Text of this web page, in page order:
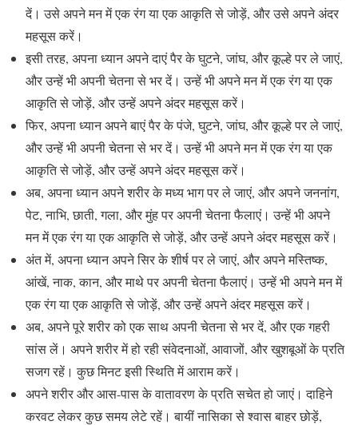
दें। उसे अपने मन में एक रंग या एक आकृति से जोड़ें, और उसे अपने अंदर
महसूस करें।
इसी तरह, अपना ध्यान अपने दाएं पैर के घुटने, जांघ, और कूल्हे पर ले जाएं,
और उन्हें भी अपनी चेतना से भर दें। उन्हें भी अपने मन में एक रंग या एक
आकृति से जोड़ें, और उन्हें अपने अंदर महसूस करें।
फिर, अपना ध्यान अपने बाएं पैर के पंजे, घुटने, जांघ, और कूल्हे पर ले जाएं,
और उन्हें भी अपनी चेतना से भर दें। उन्हें भी अपने मन में एक रंग या एक
आकृति से जोड़ें, और उन्हें अपने अंदर महसूस करें।
अब, अपना ध्यान अपने शरीर के मध्य भाग पर ले जाएं, और अपने जननांग,
पेट, नाभि, छाती, गला, और मुंह पर अपनी चेतना फैलाएं। उन्हें भी अपने
मन में एक रंग या एक आकृति से जोड़ें, और उन्हें अपने अंदर महसूस करें।
अंत में, अपना ध्यान अपने सिर के शीर्ष पर ले जाएं, और अपने मस्तिष्क,
आंखें, नाक, कान, और माथे पर अपनी चेतना फैलाएं। उन्हें भी अपने मन में
एक रंग या एक आकृति से जोड़ें, और उन्हें अपने अंदर महसूस करें।
अब, अपने पूरे शरीर को एक साथ अपनी चेतना से भर दें, और एक गहरी
सांस लें। अपने शरीर में हो रही संवेदनाओं, आवाजों, और खुशबूओं के प्रति
सजग रहें। कुछ मिनट इसी स्थिति में आराम करें।
अपने शरीर और आस-पास के वातावरण के प्रति सचेत हो जाएं। दाहिने
करवट लेकर कुछ समय लेटे रहें। बायीं नासिका से श्वास बाहर छोड़ें,